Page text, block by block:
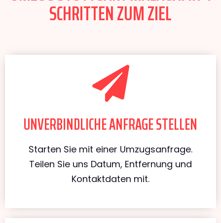
SCHRITTEN ZUM ZIEL
UNVERBINDLICHE ANFRAGE STELLEN
Starten Sie mit einer Umzugsanfrage.
Teilen Sie uns Datum, Entfernung und
Kontaktdaten mit.